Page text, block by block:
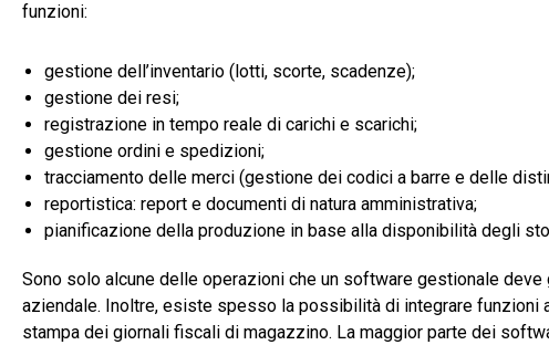
funzioni:
gestione dell’inventario (lotti, scorte, scadenze);
gestione dei resi;
registrazione in tempo reale di carichi e scarichi;
gestione ordini e spedizioni;
tracciamento delle merci (gestione dei codici a barre e delle
reportistica: report e documenti di natura amministrativa;
pianificazione della produzione in base alla disponibilità degli
Sono solo alcune delle operazioni che un software gestionale
aziendale. Inoltre, esiste spesso la possibilità di integrare
stampa dei giornali fiscali di magazzino. La maggior parte dei